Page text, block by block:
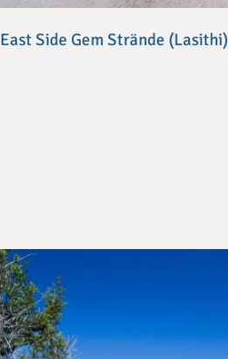
East Side Gem Strände (Lasithi)